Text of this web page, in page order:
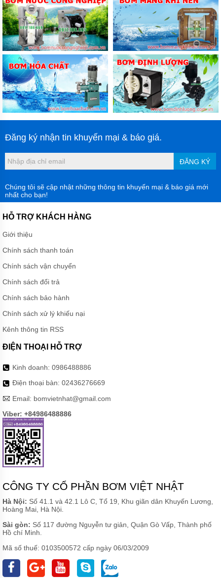
Đăng ký nhận tin khuyến mại & báo giá.
ĐĂNG KÝ
Chúng tôi sẽ cập nhật những thông tin khuyến mại & báo giá mới
nhất cho bạn!
HỖ TRỢ KHÁCH HÀNG
Giới thiệu
Chính sách thanh toán
Chính sách vận chuyển
Chính sách đổi trả
Chính sách bảo hành
Chính sách xử lý khiếu nại
Kênh thông tin RSS
ĐIỆN THOẠI HỖ TRỢ
Kinh doanh: 0986488886
Điện thoại bàn: 02436276669
Email: bomvietnhat@gmail.com
Viber: +84986488886
CÔNG TY CỔ PHẦN BƠM VIỆT NHẬT
Hà Nội: Số 41.1 và 42.1 Lô C, Tổ 19, Khu giãn dân Khuyến Lương,
Hoàng Mai, Hà Nội.
Sài gòn: Số 117 đường Nguyễn tư giản, Quận Gò Vấp, Thành phố
Hồ chí Minh.
Mã số thuế: 0103500572 cấp ngày 06/03/2009